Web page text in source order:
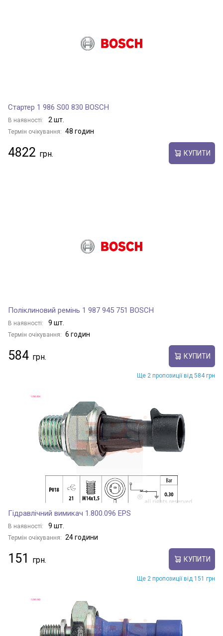
Стартер 1 986 S00 830 BOSCH
В наявності: 2 шт.
Термін очікування: 48 годин
4822 КУПИТИ
Поліклиновий ремінь 1 987 945 751 BOSCH
В наявності: 9 шт.
Термін очікування: 6 годин
584 КУПИТИ
Ще 2 пропозиції від 584 грн
Гідравлічний вимикач 1.800.096 EPS
В наявності: 9 шт.
Термін очікування: 24 години
151 КУПИТИ
Ще 2 пропозиції від 151 грн